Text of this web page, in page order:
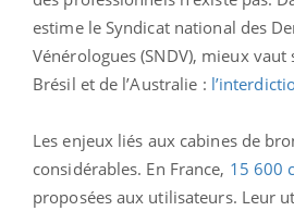
estime le Syndicat national des
Vénérologues (SNDV), mieux vaut
Brésil et de l’Australie :
Les enjeux liés aux cabines de
considérables. En France, 15 600
proposées aux utilisateurs. Leur